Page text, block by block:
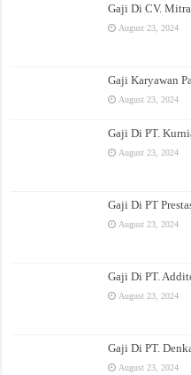
Gaji Di CV.
August 23, 2024
Gaji Karyawan
August 23, 2024
Gaji Di PT.
August 23, 2024
Gaji Di PT
August 23, 2024
Gaji Di PT.
August 23, 2024
Gaji Di PT.
August 23, 2024